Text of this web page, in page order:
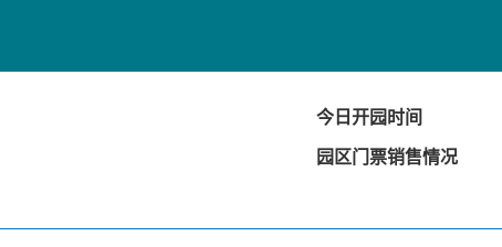
今日开园时间
园区门票销售情况